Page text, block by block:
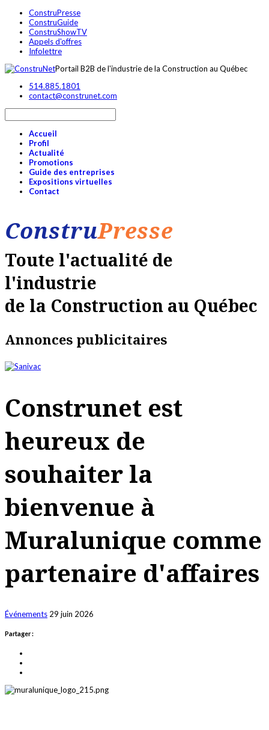
ConstruPresse
ConstruGuide
ConstruShowTV
Appels d'offres
Infolettre
Portail B2B de l'industrie de la Construction au Québec
514.885.1801
contact@construnet.com
Accueil
Profil
Actualité
Promotions
Guide des entreprises
Expositions virtuelles
Contact
ConstruPresse
Toute l'actualité de
l'industrie
de la Construction au Québec
Annonces publicitaires
Construnet est
heureux de
souhaiter la
bienvenue à
Muralunique comme
partenaire d'affaires
Événements 29 juin 2026
Partager :